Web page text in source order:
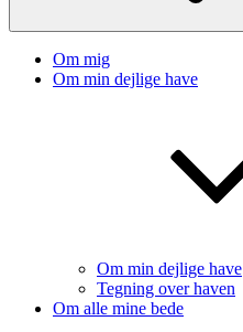
Om mig
Om min dejlige have
Om min dejlige have
Tegning over haven
Om alle mine bede